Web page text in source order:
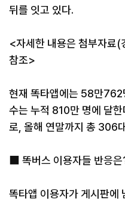
뒤를 잇고 있다.
<자세한 내용은 첨부자료(
참조>
현재 똑타앱에는 58만762
수는 누적 810만 명에 달
로, 올해 연말까지 총 306
■ 똑버스 이용자들 반응은
똑타앱 이용자가 게시판에